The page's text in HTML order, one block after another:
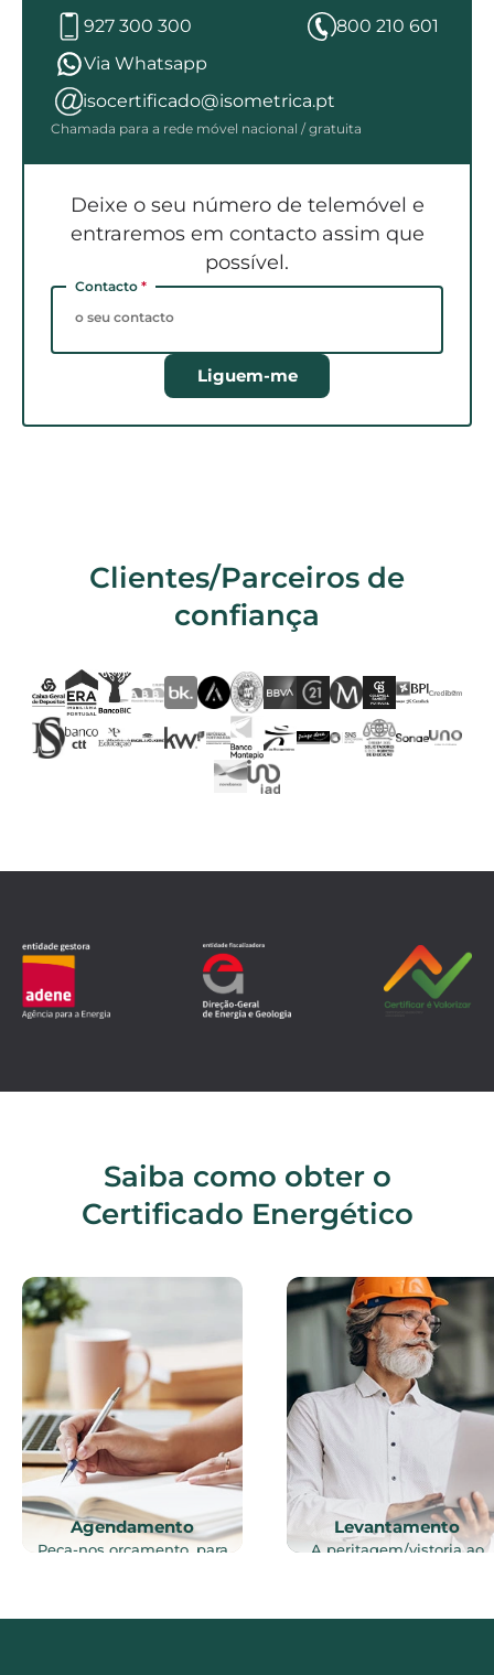
927 300 300
800 210 601
Via Whatsapp
isocertificado@isometrica.pt
Chamada para a rede móvel nacional / gratuita
Deixe o seu número de telemóvel e
entraremos em contacto assim que
possível.
Contacto *
Liguem-me
Clientes/Parceiros de
confiança
Saiba como obter o
Certificado Energético
Agendamento
Peça-nos orçamento, para
Levantamento
A peritagem/vistoria ao